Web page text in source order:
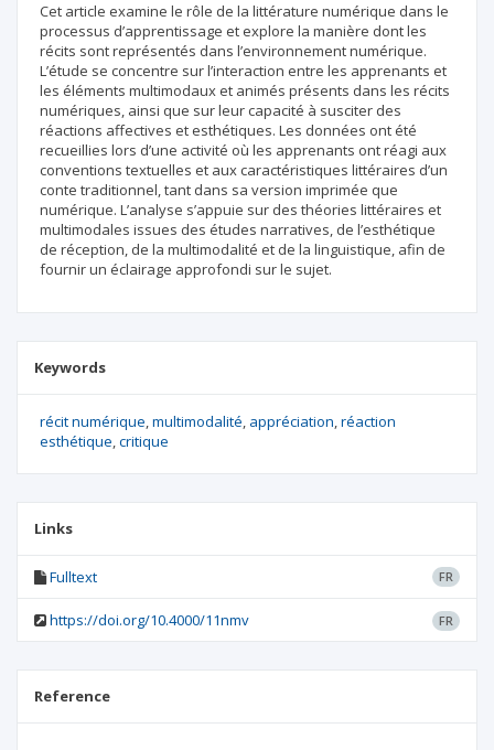
Cet article examine le rôle de la littérature numérique dans le
processus d’apprentissage et explore la manière dont les
récits sont représentés dans l’environnement numérique.
L’étude se concentre sur l’interaction entre les apprenants et
les éléments multimodaux et animés présents dans les récits
numériques, ainsi que sur leur capacité à susciter des
réactions affectives et esthétiques. Les données ont été
recueillies lors d’une activité où les apprenants ont réagi aux
conventions textuelles et aux caractéristiques littéraires d’un
conte traditionnel, tant dans sa version imprimée que
numérique. L’analyse s’appuie sur des théories littéraires et
multimodales issues des études narratives, de l’esthétique
de réception, de la multimodalité et de la linguistique, afin de
fournir un éclairage approfondi sur le sujet.
Keywords
récit numérique multimodalité appréciation réaction
esthétique critique
Links
Fulltext FR
https://doi.org/10.4000/11nmv FR
Reference